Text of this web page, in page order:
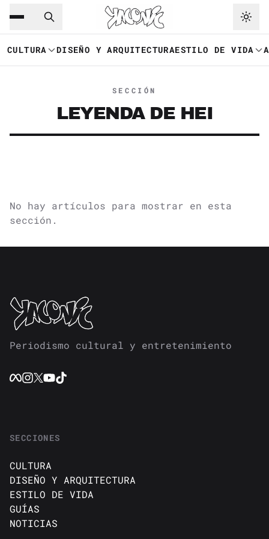
Saltar al contenido principal
CULTURA DISEÑO Y ARQUITECTURAESTILO DE VIDA
SECCIÓN
LEYENDA DE HEI
No hay artículos para mostrar en esta
sección.
Periodismo cultural y entretenimiento
SECCIONES
CULTURA
DISEÑO Y ARQUITECTURA
ESTILO DE VIDA
GUÍAS
NOTICIAS